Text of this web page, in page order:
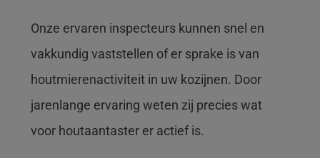
Onze ervaren inspecteurs kunnen snel en
vakkundig vaststellen of er sprake is van
houtmierenactiviteit in uw kozijnen. Door
jarenlange ervaring weten zij precies wat
voor houtaantaster er actief is.